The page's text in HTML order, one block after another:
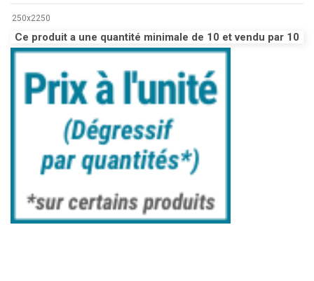
250x2250
Ce produit a une quantité minimale de 10 et vendu par 10